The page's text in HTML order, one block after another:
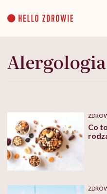
content
Alergologia
Co